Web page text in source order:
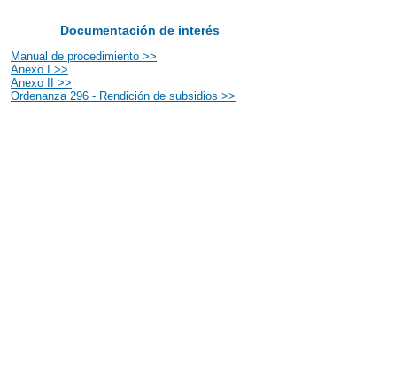
Documentación de interés
Manual de procedimiento >>
Anexo I >>
Anexo II >>
Ordenanza 296 - Rendición de subsidios >>